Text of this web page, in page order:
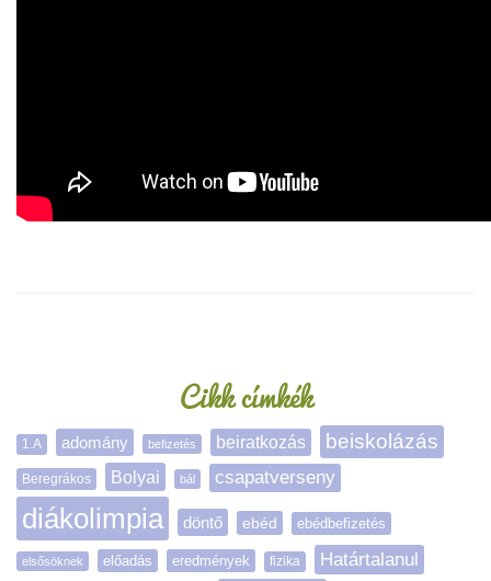
Cikk címkék
1.A adomány befizetés beiratkozás beiskolázás
Beregrákos Bolyai bál csapatverseny
diákolimpia döntő ebéd ebédbefizetés
elsősöknek előadás eredmények fizika Határtalanul